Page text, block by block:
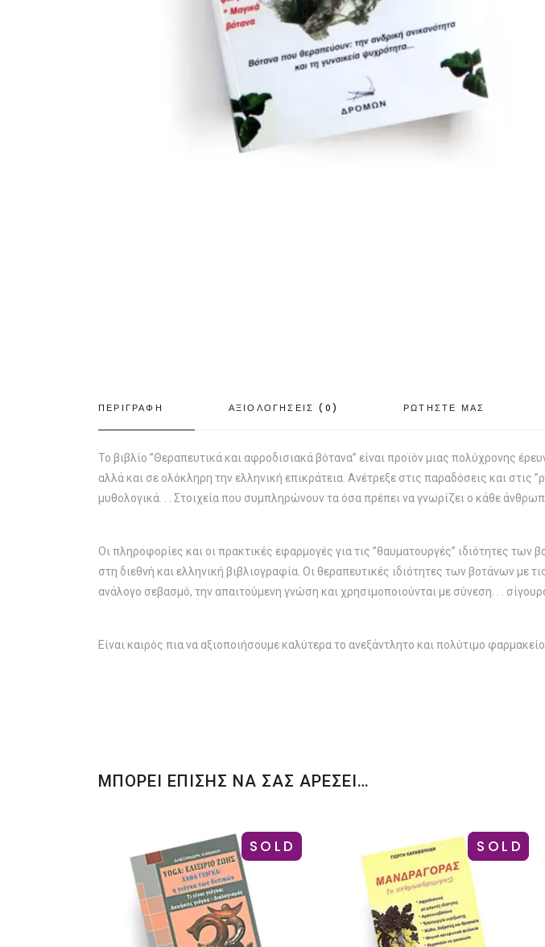
ΠΕΡΙΓΡΑΦΗ ΑΞΙΟΛΟΓΗΣΕΙΣ (0) ΡΩΤΗΣΤΕ ΜΑΣ
Το βιβλίο ”Θεραπευτικά και αφροδισιακά βότανα” είναι προϊόν μιας πολύχρονης
αλλά και σε ολόκληρη την ελληνική επικράτεια. Ανέτρεξε στις παραδόσεις και στις
μυθολογικά. . . Στοιχεία που συμπληρώνουν τα όσα πρέπει να γνωρίζει ο κάθε
Οι πληροφορίες και οι πρακτικές εφαρμογές για τις ”θαυματουργές” ιδιότητες
στη διεθνή και ελληνική βιβλιογραφία. Οι θεραπευτικές ιδιότητες των βοτάνων με
ανάλογο σεβασμό, την απαιτούμενη γνώση και χρησιμοποιούνται με σύνεση. . .
Είναι καιρός πια να αξιοποιήσουμε καλύτερα το ανεξάντλητο και πολύτιμο
ΜΠΟΡΕΙ ΕΠΙΣΗΣ ΝΑ ΣΑΣ ΑΡΕΣΕΙ…
SOLD -43%
SOLD